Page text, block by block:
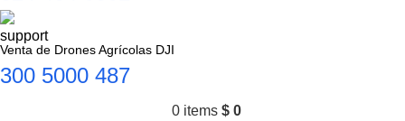
Venta de Drones Agrícolas DJI
300 5000 487
0 items $0